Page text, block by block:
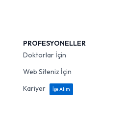
PROFESYONELLER
Doktorlar İçin
Web Siteniz İçin
Kariyer
İşe Alım